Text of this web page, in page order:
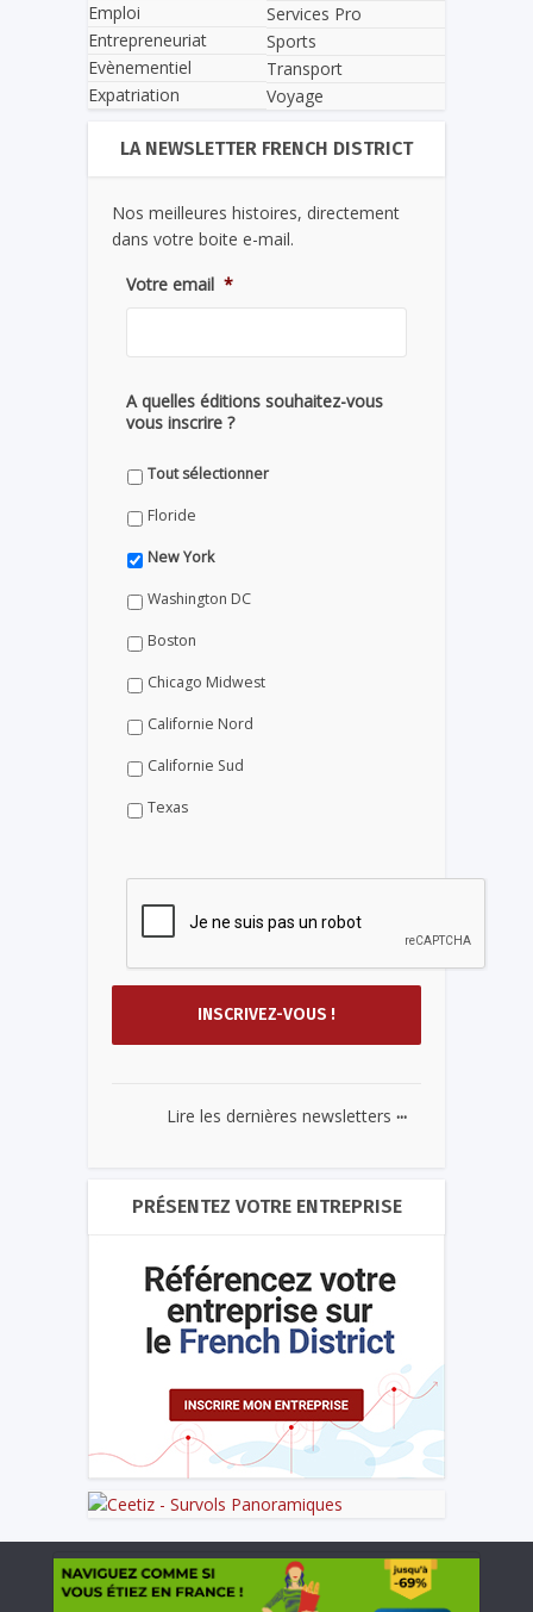
Emploi
Entrepreneuriat
Evènementiel
Expatriation
Services Pro
Sports
Transport
Voyage
LA NEWSLETTER FRENCH DISTRICT
Nos meilleures histoires, directement
dans votre boite e-mail.
Votre email *
A quelles éditions souhaitez-vous
vous inscrire ?
Tout sélectionner
Floride
New York
Washington DC
Boston
Chicago Midwest
Californie Nord
Californie Sud
Texas
Lire les dernières newsletters ...
PRÉSENTEZ VOTRE ENTREPRISE